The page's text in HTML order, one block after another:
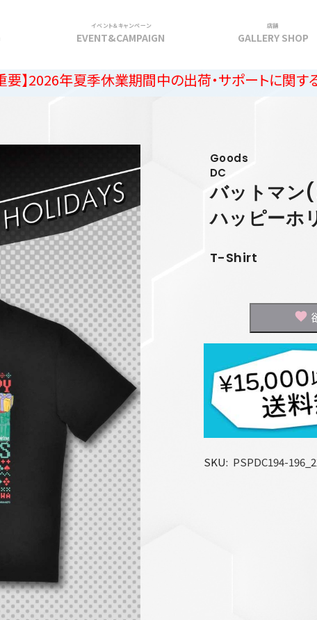
イベント＆キャンペーン
EVENT&CAMPAIGN
店舗
GALLERY SHOP
季休業期間中の出荷・サポートに関するご案内
Goods
DC
バットマン
ハッピーホ
T-Shirt
SKU PSPDC194-